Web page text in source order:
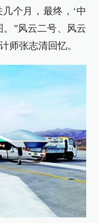
个月，最终，‘中
。”风云二号、风云
师张志清回忆。